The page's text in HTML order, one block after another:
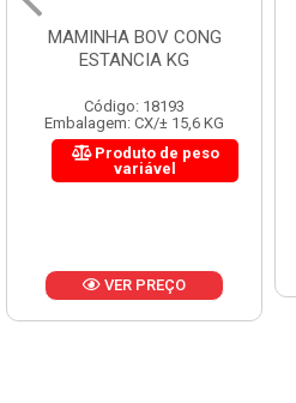
MAMINHA BOV CONG
ESTANCIA KG
Código: 18193
Embalagem: CX/± 15,6 KG
Produto de peso
variável
VER PREÇO